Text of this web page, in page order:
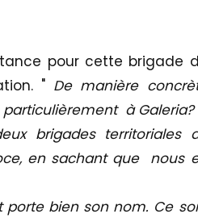
pour cette brigade
" De manière
à Galeria?
brigades territoriales
en sachant que nous
bien son nom. Ce